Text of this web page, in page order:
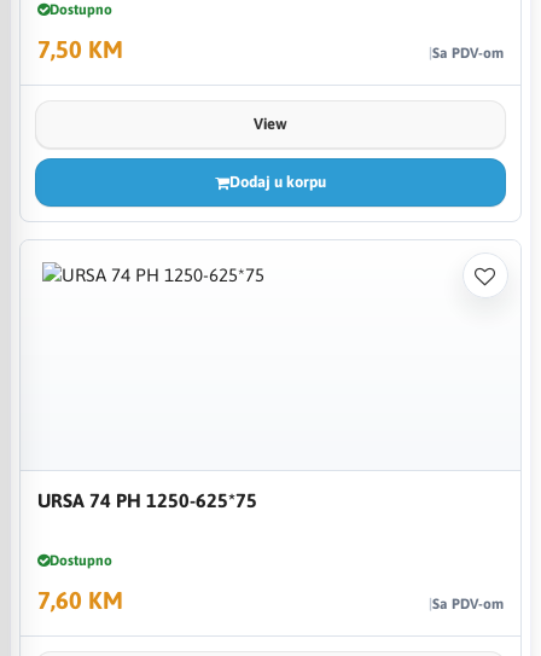
Dostupno
7,50 KM Sa PDV-om
View
Dodaj u korpu
URSA 74 PH 1250-625*75
Dostupno
7,60 KM Sa PDV-om